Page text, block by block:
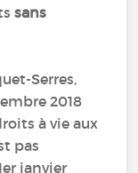
sans
Serres,
2018
à vie aux
pas
janvier